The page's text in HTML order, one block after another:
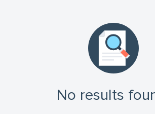
No results